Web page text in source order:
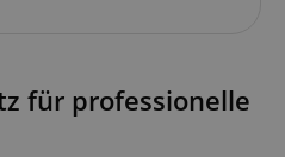
für professionelle